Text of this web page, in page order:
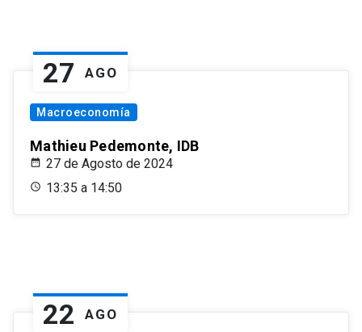
27 AGO
Macroeconomía
Mathieu Pedemonte, IDB
27 de Agosto de 2024
13:35 a 14:50
22 AGO